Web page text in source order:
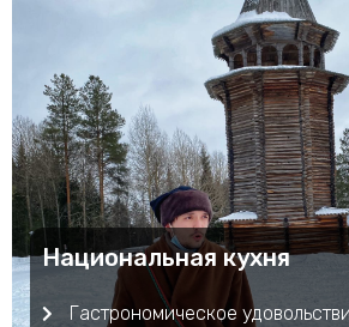
Национальная кухня
Гастрономическое